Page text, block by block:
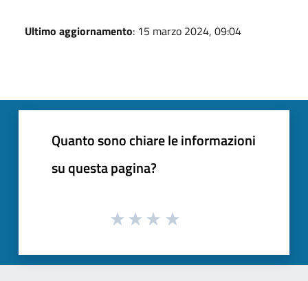
Ultimo aggiornamento: 15 marzo 2024, 09:04
Quanto sono chiare le informazioni
su questa pagina?